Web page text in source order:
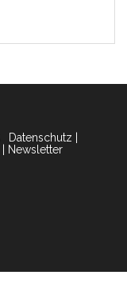
Datenschutz
Newsletter